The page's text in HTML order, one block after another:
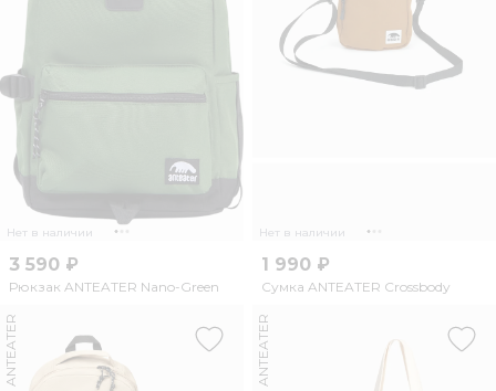
Нет в наличии
3 590 ₽
Рюкзак ANTEATER Nano-Green
Нет в наличии
1 990 ₽
Сумка ANTEATER Crossbody
ANTEATER ANTEATER